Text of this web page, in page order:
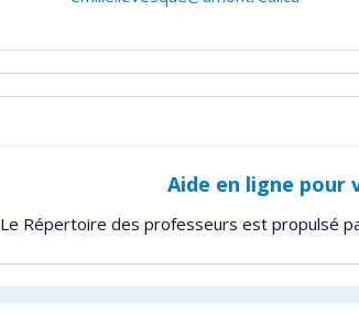
Aide en ligne pour
Le Répertoire des professeurs est propulsé